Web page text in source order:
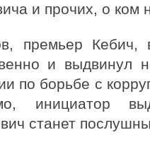
и прочих, о ком
премьер
и выдвинул
по борьбе с
инициатор
станет